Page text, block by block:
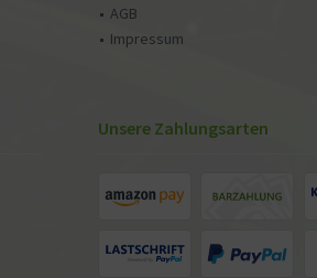
AGB
Impressum
Unsere Zahlungsarten